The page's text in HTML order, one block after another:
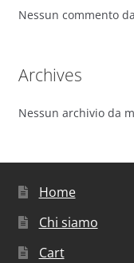
Nessun commento
Archives
Nessun archivio da
Home
Chi siamo
Cart